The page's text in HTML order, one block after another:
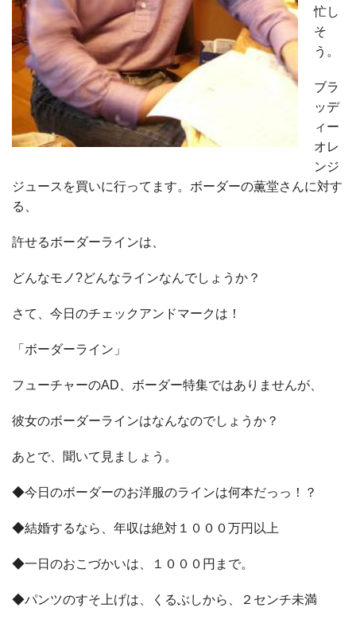
忙し
そ
う。
ブラ
ッデ
ィー
オレ
ンジ
ジュースを買いに行ってます。ボーダーの薫堂さんに対す
る、
許せるボーダーラインは、
どんなモノ?どんなラインなんでしょうか？
さて、今日のチェックアンドマークは！
「ボーダーライン」
フューチャーのAD、ボーダー特集ではありませんが、
彼女のボーダーラインはなんなのでしょうか？
あとで、聞いて見ましょう。
◆今日のボーダーのお洋服のラインは何本だっっ！？
◆結婚するなら、年収は絶対１０００万円以上
◆一日のおこづかいは、１０００円まで。
◆パンツのすそ上げは、くるぶしから、２センチ未満